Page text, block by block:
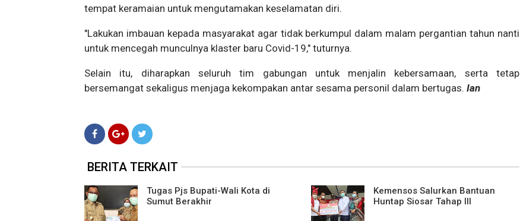
tempat keramaian untuk mengutamakan keselamatan diri.
"Lakukan imbauan kepada masyarakat agar tidak berkumpul dalam malam pergantian tahun nanti
untuk mencegah munculnya klaster baru Covid-19," tuturnya.
Selain itu, diharapkan seluruh tim gabungan untuk menjalin kebersamaan, serta tetap
bersemangat sekaligus menjaga kekompakan antar sesama personil dalam bertugas. Ian
BERITA TERKAIT
Tugas Pjs Bupati-Wali Kota di
Sumut Berakhir
Kemensos Salurkan Bantuan
Huntap Siosar Tahap III